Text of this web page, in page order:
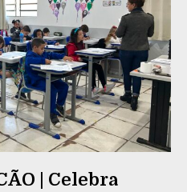
| Celebra